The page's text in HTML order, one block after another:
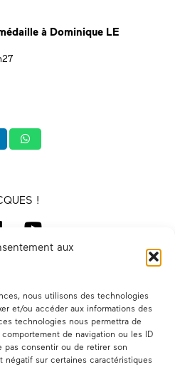
aux
nous utilisons des technologies
et/ou accéder aux informations des
technologies nous permettra de
de navigation ou les ID
consentir ou de retirer son
négatif sur certaines caractéristiques
à Dominique LE
!
député